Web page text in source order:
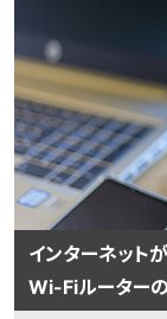
インターネット
Wi-Fiルーター